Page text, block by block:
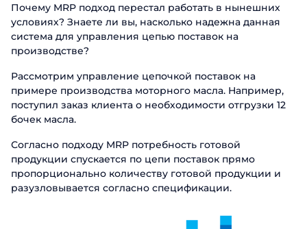
Почему MRP подход перестал работать в нынешних
условиях? Знаете ли вы, насколько надежна данная
система для управления цепью поставок на
производстве?
Рассмотрим управление цепочкой поставок на
примере производства моторного масла. Например,
поступил заказ клиента о необходимости отгрузки 12
бочек масла.
Согласно подходу MRP потребность готовой
продукции спускается по цепи поставок прямо
пропорционально количеству готовой продукции и
разузловывается согласно спецификации.